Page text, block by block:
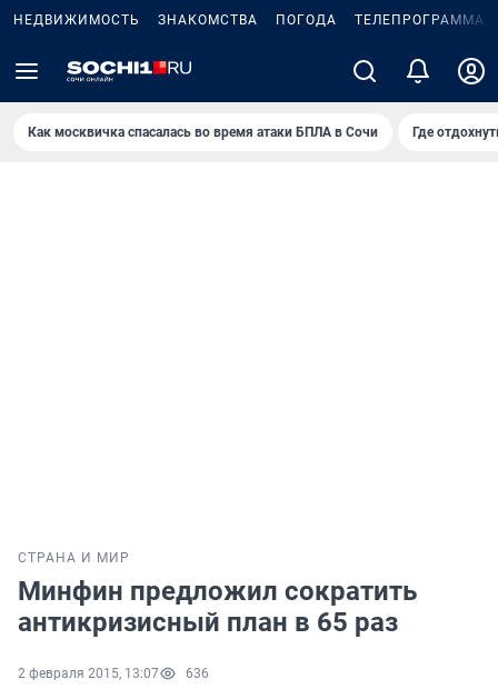
НЕДВИЖИМОСТЬ ЗНАКОМСТВА ПОГОДА ТЕЛЕПРОГРАММА
Как москвичка спасалась во время атаки БПЛА в Сочи Где
СТРАНА И МИР
Минфин предложил сократить
антикризисный план в 65 раз
2 февраля 2015, 13:07 636